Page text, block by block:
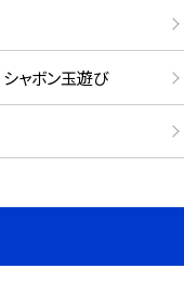
ボン玉遊び